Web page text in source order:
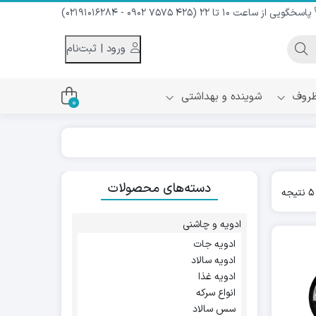
پاسخگویی از ساعت 10 تا 22 (425 7575 0902 - 02191016284)
سرد
شوینده و بهداشتی 0
Sorted
popularity
دسته‌های محصولات
ادویه و چاشنی
ادویه جات
ادویه سالاد
ادویه غذا
انواع سرکه
سس سالاد